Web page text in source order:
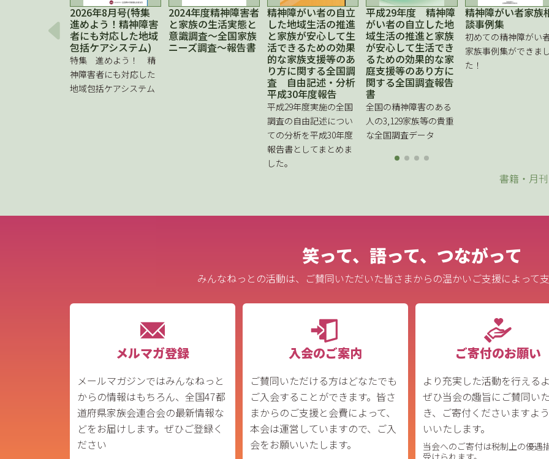
2026年8月号(特集
進めよう！精神障害
者にも対応した地域
包括ケアシステム)
特集 進めよう！ 精
神障害者にも対応した
地域包括ケアシステム
2024年度精神障害者
と家族の生活実態と
意識調査～全国家族
ニーズ調査～報告書
精神障がい者の自立
した地域生活の推進
と家族が安心して生
活できるための効果
的な家族支援等のあ
り方に関する全国調
査 自由記述・分析
平成30年度報告
平成29年度実施の全国
調査の自由記述につい
ての分析を平成30年度
報告書としてまとめま
した。
平成29年度 精神障
がい者の自立した地
域生活の推進と家族
が安心して生活でき
るための効果的な家
庭支援等のあり方に
関する全国調査報告
書
全国の精神障害のある
人の3,129家族等の貴重
な全国調査データ
精神障がい者家族
談事例集
初めての精神障がい
家族事例集ができま
た！
書籍・月
笑って、語って、つながって
みんなねっとの活動は、ご賛同いただいた皆さまからの温かいご支援によって
メルマガ登録
メールマガジンではみんなねっと
からの情報はもちろん、全国47都
道府県家族会連合会の最新情報な
どをお届けします。ぜひご登録く
ださい
入会のご案内
ご賛同いただける方はどなたでも
ご入会することができます。皆さ
まからのご支援と会費によって、
本会は運営していますので、ご入
会をお願いいたします。
ご寄付のお願い
より充実した活動を行える
ぜひ当会の趣旨にご賛同い
き、ご寄付くださいますよ
いいたします。
当会へのご寄付は税制上の優遇
受けられます。